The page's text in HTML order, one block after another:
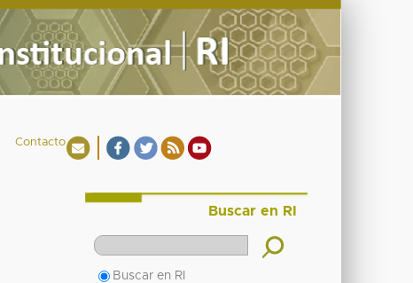
Contacto
Buscar en RI
Buscar en RI